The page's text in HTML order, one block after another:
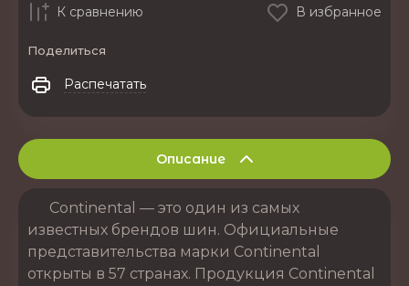
К сравнению В избранное
Поделиться
Распечатать
Описание
Continental — это один из самых
известных брендов шин. Официальные
представительства марки Continental
открыты в 57 странах. Продукция Continental